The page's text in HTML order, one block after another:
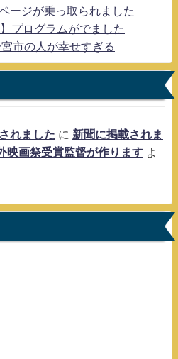
ージが乗っ取られました
プログラムがでました
市の人が幸せすぎる
れました に 新聞に掲載されま
映画祭受賞監督が作ります よ